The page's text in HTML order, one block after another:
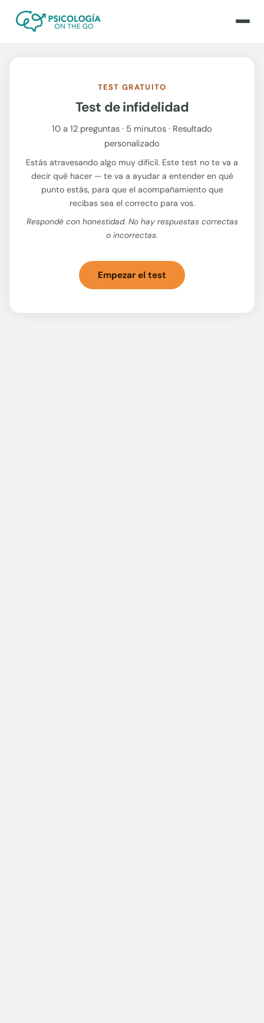
TEST GRATUITO
Test de infidelidad
10 a 12 preguntas · 5 minutos · Resultado
personalizado
Estás atravesando algo muy difícil. Este test no te va a
decir qué hacer — te va a ayudar a entender en qué
punto estás, para que el acompañamiento que
recibas sea el correcto para vos.
Respondé con honestidad. No hay respuestas correctas
o incorrectas.
Empezar el test